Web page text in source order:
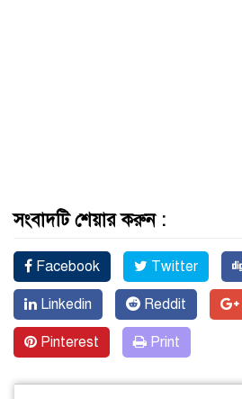
সংবাদটি শেয়ার করুন :
Facebook Twitter
Linkedin Reddit
Pinterest Print